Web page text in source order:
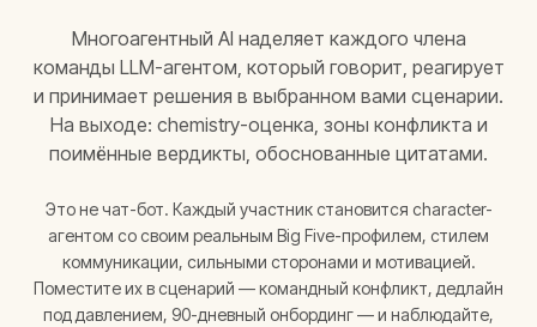
Многоагентный AI наделяет каждого члена
команды LLM-агентом, который говорит, реагирует
и принимает решения в выбранном вами сценарии.
На выходе: chemistry-оценка, зоны конфликта и
поимённые вердикты, обоснованные цитатами.
Это не чат-бот. Каждый участник становится character-
агентом со своим реальным Big Five-профилем, стилем
коммуникации, сильными сторонами и мотивацией.
Поместите их в сценарий — командный конфликт, дедлайн
под давлением, 90-дневный онбординг — и наблюдайте,